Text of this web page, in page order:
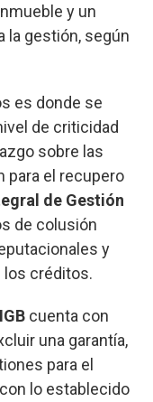
y un
la gestión, según
es donde se
de criticidad
sobre las
para el recupero
de Gestión
de colusión
y
los créditos.
cuenta con
una garantía,
para el
lo establecido